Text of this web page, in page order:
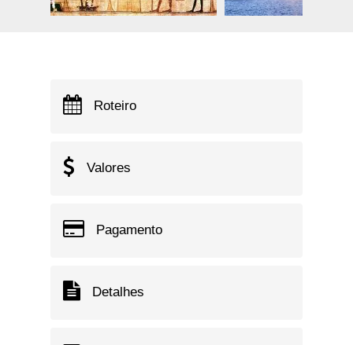
Roteiro
Valores
Pagamento
Detalhes